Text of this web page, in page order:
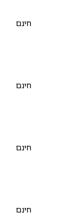
חינם
חינם
חינם
חינם